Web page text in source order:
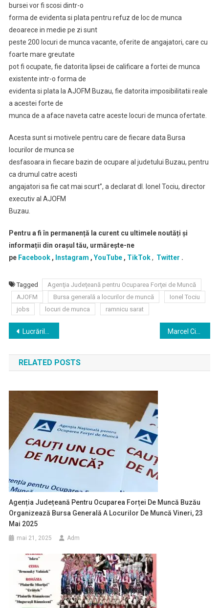
bursei vor fi scosi dintr-o
forma de evidenta si plata pentru refuz de loc de munca
deoarece in medie pe zi sunt
peste 200 locuri de munca vacante, oferite de angajatori, care cu
foarte mare greutate
pot fi ocupate, fie datorita lipsei de calificare a fortei de munca
existente intr-o forma de
evidenta si plata la AJOFM Buzau, fie datorita imposibilitatii reale
a acestei forte de
munca de a aface naveta catre aceste locuri de munca ofertate.
Acesta sunt si motivele pentru care de fiecare data Bursa
locurilor de munca se
desfasoara in fiecare bazin de ocupare al judetului Buzau, pentru
ca drumul catre acesti
angajatori sa fie cat mai scurt”, a declarat dl. Ionel Tociu, director
executiv al AJOFM
Buzau.
Pentru a fi în permanență la curent cu ultimele noutăți și
informații din orașul tău, urmărește-ne
pe Facebook, Instagram , YouTube, TikTok, Twitter .
Tagged
Agenţia Judeţeană pentru Ocuparea Forţei de Muncă
AJOFM
Bursa generală a locurilor de muncă
Ionel Tociu
jobs
locuri de munca ramnicu sarat
Navigare
în
articole
Lucrările la Autostrada Moldovei, A7, continuă
RELATED POSTS
Agenția Județeană Pentru Ocuparea Forței De Muncă Buzău
Organizează Bursa Generală A Locurilor De Muncă Vineri, 23
Mai 2025
mai 21, 2025 Adm